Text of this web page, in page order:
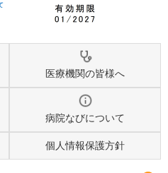
医療機関の皆様へ
病院なびについて
個人情報保護方針